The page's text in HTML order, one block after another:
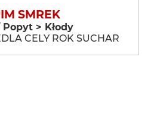
SMREK
> Kłody
CELY ROK SUCHAR